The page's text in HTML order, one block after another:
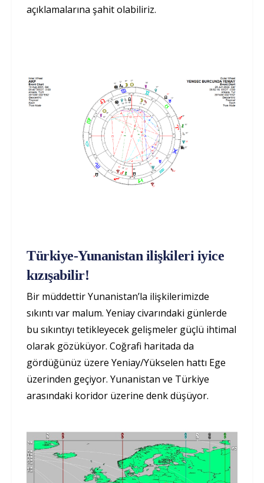
açıklamalarına şahit olabiliriz.
Türkiye-Yunanistan ilişkileri iyice
kızışabilir!
Bir müddettir Yunanistan’la ilişkilerimizde
sıkıntı var malum. Yeniay civarındaki günlerde
bu sıkıntıyı tetikleyecek gelişmeler güçlü ihtimal
olarak gözüküyor. Coğrafi haritada da
gördüğünüz üzere Yeniay/Yükselen hattı Ege
üzerinden geçiyor. Yunanistan ve Türkiye
arasındaki koridor üzerine denk düşüyor.